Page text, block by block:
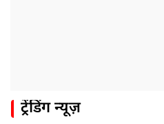
ट्रेंडिंग न्यूज़